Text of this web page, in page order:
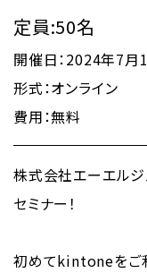
定員:50名
開催日：2024年7
形式：オンライン
費用：無料
株式会社エーエル
セミナー！
初めてkintoneをご